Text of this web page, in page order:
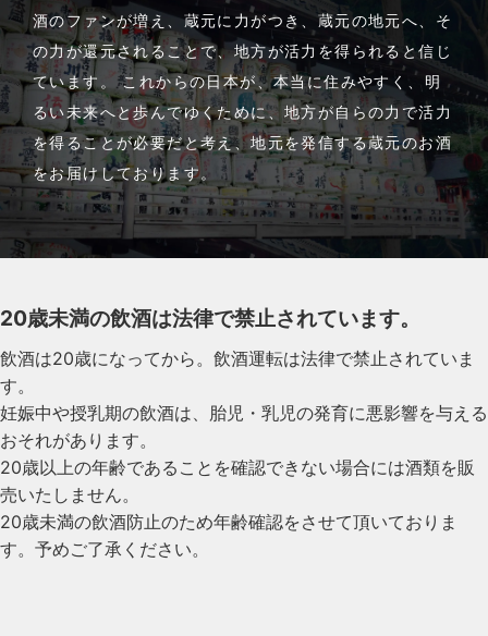
酒のファンが増え、蔵元に力がつき、蔵元の地元へ、そ
の力が還元されることで、地方が活力を得られると信じ
ています。 これからの日本が、本当に住みやすく、明
るい未来へと歩んでゆくために、地方が自らの力で活力
を得ることが必要だと考え、地元を発信する蔵元のお酒
をお届けしております。
20歳未満の飲酒は法律で禁止されています。
飲酒は20歳になってから。飲酒運転は法律で禁止されていま
す。
妊娠中や授乳期の飲酒は、胎児・乳児の発育に悪影響を与える
おそれがあります。
20歳以上の年齢であることを確認できない場合には酒類を販
売いたしません。
20歳未満の飲酒防止のため年齢確認をさせて頂いておりま
す。予めご了承ください。